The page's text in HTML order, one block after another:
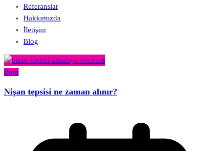
Referanslar
Hakkımızda
İletişim
Blog
Blog
Nişan tepsisi ne zaman alınır?